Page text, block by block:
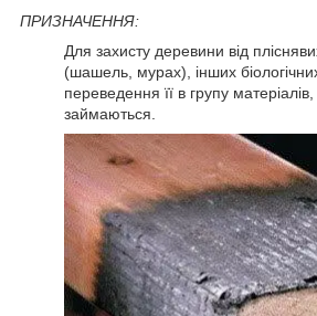
ПРИЗНАЧЕННЯ:
Для захисту деревини від
(шашель, мурах), інших
переведення її в групу
займаються.